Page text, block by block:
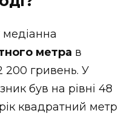
метра в
200 гривень. У
був на рівні 48
квадратний метр